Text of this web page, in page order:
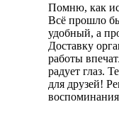
Помню, как
Всё прошло
удобный, а
Доставку
работы
радует глаз.
для друзей!